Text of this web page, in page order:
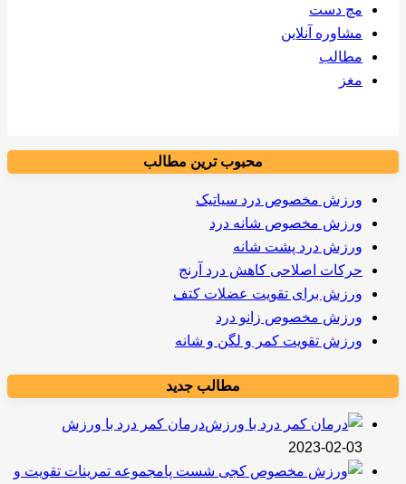
مچ دست
مشاوره آنلاین
مطالب
مغز
محبوب ترین مطالب
ورزش مخصوص درد سیاتیک
ورزش مخصوص شانه درد
ورزش درد پشت شانه
حرکات اصلاحی کاهش درد آرنج
ورزش برای تقویت عضلات کتف
ورزش مخصوص زانو درد
ورزش تقویت کمر و لگن و شانه
مطالب جدید
درمان کمر درد با ورزش
2023-02-03
مجموعه تمرینات تقویت و